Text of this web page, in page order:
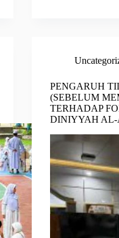
PENGARUH
(SEBELUM
TERHADAP
DINIYYAH